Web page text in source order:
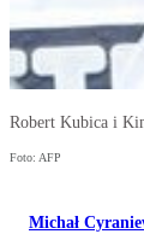
Robert Kubica i
Foto: AFP
Michał